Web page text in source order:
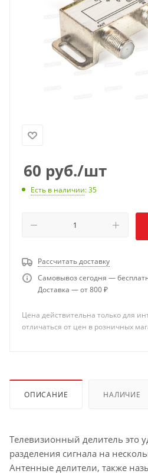
60 руб./шт
Есть в наличии: 35
Рассчитать доставку
Самовывоз сегодня —
Доставка — от 800 ₽
Цена действительна только для
отличаться от цен в розничных
ОПИСАНИЕ НАЛИЧИЕ
Телевизионный делитель это
разделения сигнала на
Антенные делители, также